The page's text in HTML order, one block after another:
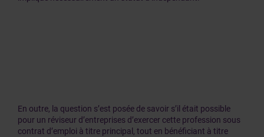
En outre, la question s’est posée de savoir s’il était possible
pour un réviseur d’entreprises d’exercer cette profession sous
contrat d’emploi à titre principal, tout en bénéficiant à titre